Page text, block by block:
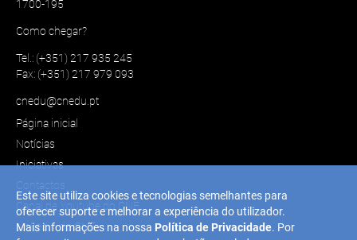
1700-195
Como chegar?
Tel.: (+351) 217 935 245
Fax: (+351) 217 979 093
cnedu@cnedu.pt
Página inicial
Notícias
Iniciativas
Contactos
Canal de Youtube do CNE
Linkedin do CNE
Este site utiliza cookies e tecnologias semelhantes para
oferecer suporte e melhorar a experiência do utilizador.
Mais informações na nossa Política de Privacidade. Por